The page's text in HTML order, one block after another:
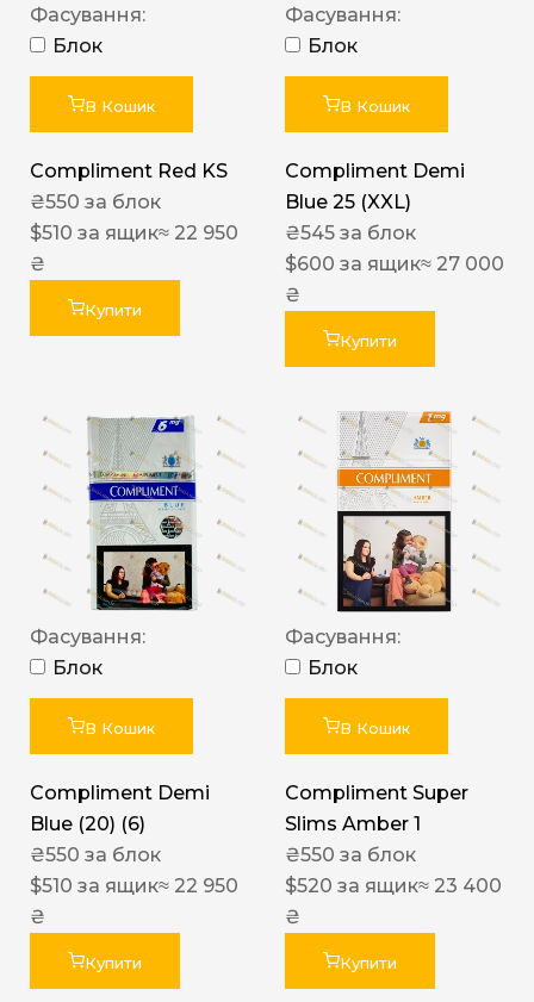
Фасування:
Блок
В Кошик
Compliment Red KS
₴550 за блок
$510 за ящик≈ 22 950
₴
Купити
Фасування:
Блок
В Кошик
Compliment Demi
Blue 25 (XXL)
₴545 за блок
$600 за ящик≈ 27 000
₴
Купити
Фасування:
Блок
В Кошик
Compliment Demi
Blue (20) (6)
₴550 за блок
$510 за ящик≈ 22 950
₴
Купити
Фасування:
Блок
В Кошик
Compliment Super
Slims Amber 1
₴550 за блок
$520 за ящик≈ 23 400
₴
Купити